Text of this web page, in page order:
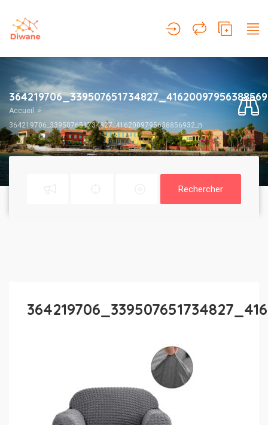
Accueil
364219706_339507651734827_4162009795638856932_n
Rechercher